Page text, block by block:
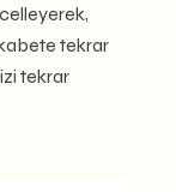
tekrar
tekrar